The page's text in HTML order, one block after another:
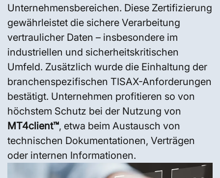
Unternehmensbereichen. Diese Zertifizierung
gewährleistet die sichere Verarbeitung
vertraulicher Daten – insbesondere im
industriellen und sicherheitskritischen
Umfeld. Zusätzlich wurde die Einhaltung der
branchenspezifischen TISAX-Anforderungen
bestätigt. Unternehmen profitieren so von
höchstem Schutz bei der Nutzung von
MT4client™, etwa beim Austausch von
technischen Dokumentationen, Verträgen
oder internen Informationen.